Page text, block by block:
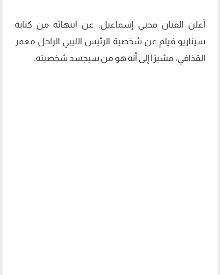
أعلن الفنان محيي إسماعيل، عن انتهائه من كتابة
سيناريو فيلم عن شخصية الرئيس الليبي الراحل معمر
القذافي، مشيرًا إلى أنه هو من سيجسد شخصيته.